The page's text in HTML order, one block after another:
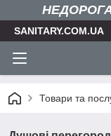
SANITARY.COM.UA
Товари та